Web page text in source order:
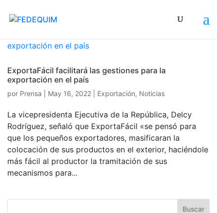
ExportaFácil facilitará las gestiones para la
exportación en el país
por Prensa May 16, 2022 Exportación, Noticias
La vicepresidenta Ejecutiva de la República, Delcy
Rodríguez, señaló que ExportaFácil «se pensó para
que los pequeños exportadores, masificaran la
colocación de sus productos en el exterior, haciéndole
más fácil al productor la tramitación de sus
mecanismos para...